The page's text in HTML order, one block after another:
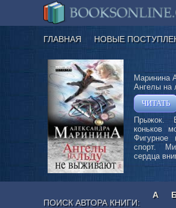
ГЛАВНАЯ НОВЫЕ
Маринина
Ангелы на
ЧИТАТЬ
Прыжок.
коньков
Фигурное
спорт.
сердца
ПОИСК АВТОРА КНИГИ:
А